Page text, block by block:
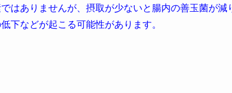
はありませんが、摂取が少ないと腸内の善玉菌が減
下などが起こる可能性があります。